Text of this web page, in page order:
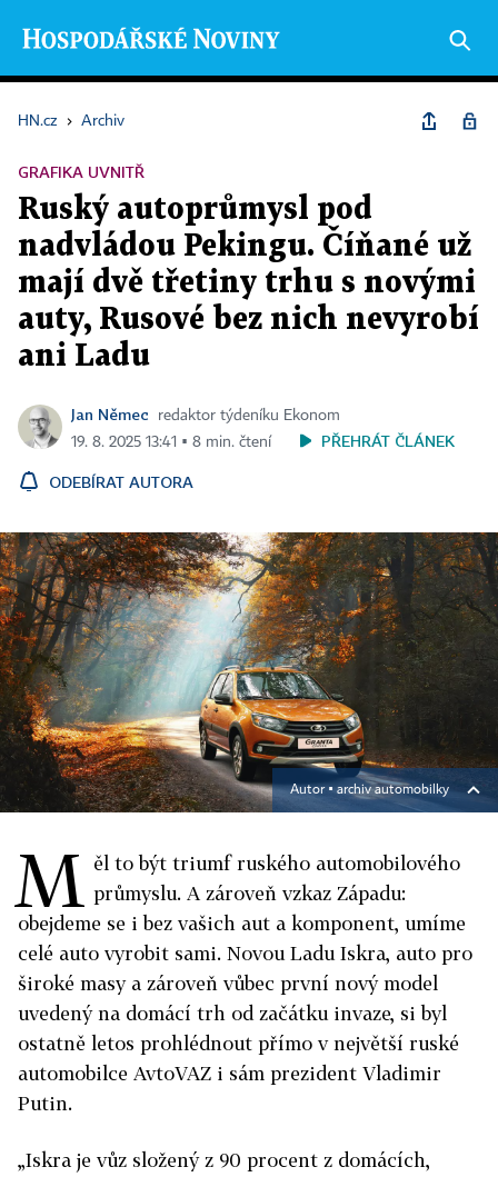
HN.cz › Archiv
GRAFIKA UVNITŘ
Ruský autoprůmysl pod
nadvládou Pekingu. Číňané už
mají dvě třetiny trhu s novými
auty, Rusové bez nich nevyrobí
ani Ladu
Jan Němec
redaktor týdeníku Ekonom
19. 8. 2025 13:41 ▪ 8 min. čtení
PŘEHRÁT ČLÁNEK
ODEBÍRAT AUTORA
Autor ▪ archiv automobilky
M ěl to být triumf ruského automobilového
průmyslu. A zároveň vzkaz Západu:
obejdeme se i bez vašich aut a komponent, umíme
celé auto vyrobit sami. Novou Ladu Iskra, auto pro
široké masy a zároveň vůbec první nový model
uvedený na domácí trh od začátku invaze, si byl
ostatně letos prohlédnout přímo v největší ruské
automobilce AvtoVAZ i sám prezident Vladimir
Putin.
„Iskra je vůz složený z 90 procent z domácích,